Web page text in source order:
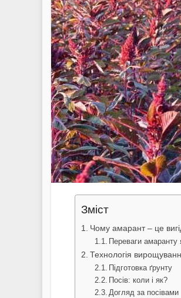
Зміст
Чому амарант – це
Переваги амаранту
Технологія
Підготовка ґрунту
Посів: коли і як?
Догляд за посівами